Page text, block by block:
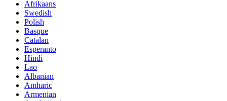
Afrikaans
Swedish
Polish
Basque
Catalan
Esperanto
Hindi
Lao
Albanian
Amharic
Armenian